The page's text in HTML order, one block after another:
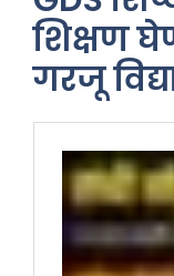
शिक्षण
गरजू